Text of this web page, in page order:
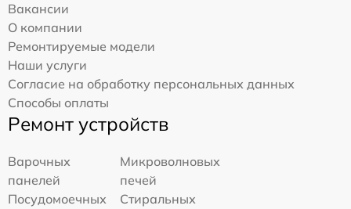
Вакансии
О компании
Ремонтируемые модели
Наши услуги
Согласие на обработку персональных данных
Способы оплаты
Ремонт устройств
Варочных
панелей
Микроволновых
печей
Посудомоечных
Стиральных